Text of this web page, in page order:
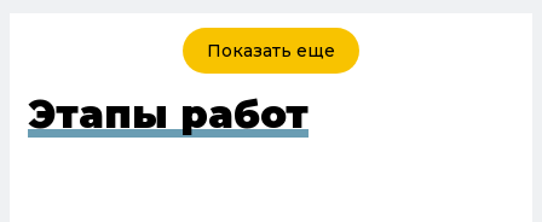
Показать еще
Этапы работ